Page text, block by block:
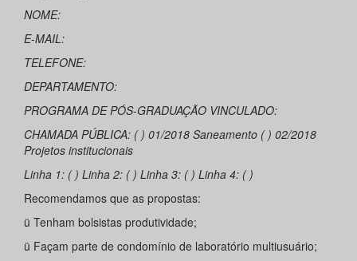
NOME:
E-MAIL:
TELEFONE:
DEPARTAMENTO:
PROGRAMA DE PÓS-GRADUAÇÃO VINCULADO:
CHAMADA PÚBLICA: ( ) 01/2018 Saneamento ( ) 02/2018
Projetos institucionais
Linha 1: ( ) Linha 2: ( ) Linha 3: ( ) Linha 4: ( )
Recomendamos que as propostas:
ü Tenham bolsistas produtividade;
ü Façam parte de condomínio de laboratório multiusuário;